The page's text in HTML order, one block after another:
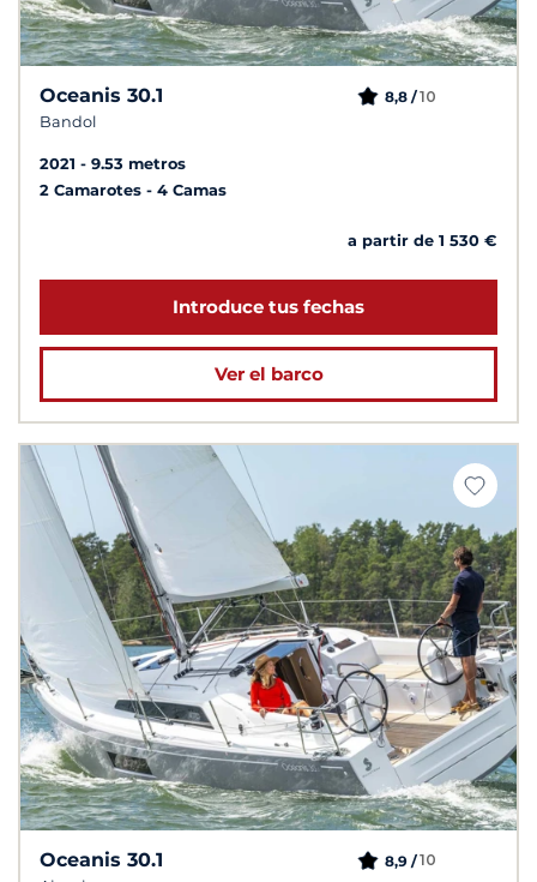
Oceanis 30.1
Bandol
8,8 /10
2021
9.53 metros
2 Camarotes
4 Camas
a partir de 1 530 €
Introduce tus fechas
Ver el barco
Oceanis 30.1 8,9 /10